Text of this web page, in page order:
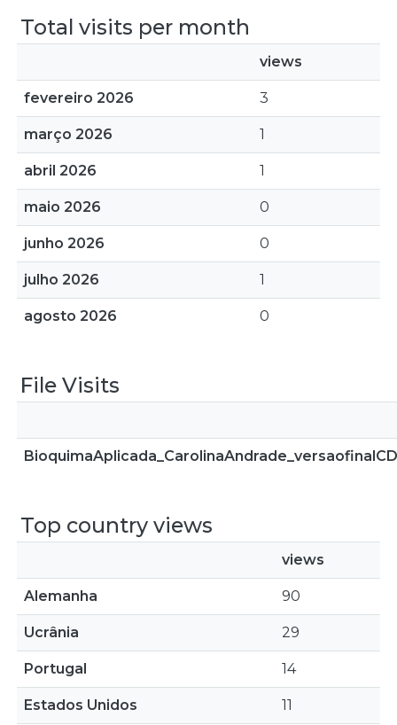
Total visits per month
views
fevereiro 2026 3
março 2026 1
abril 2026 1
maio 2026 0
junho 2026 0
julho 2026 1
agosto 2026 0
File Visits
Top country views
views
Alemanha 90
Ucrânia 29
Portugal 14
Estados Unidos 11